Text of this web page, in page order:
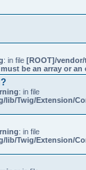
: in file [ROOT]/
be an array or
: in file
lib/Twig/Extension/
: in file
lib/Twig/Extension/